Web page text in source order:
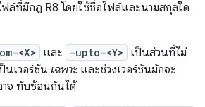
ล์ที่มีกฎ R8 โดยใช้ชื่อไฟล์และนามสกุลใด
<X> และ -upto-<Y> เป็นส่วนที่ไม่
นเวอร์ชัน เฉพาะ และช่วงเวอร์ชันมักจะ
าจ ทับซ้อนกันได้